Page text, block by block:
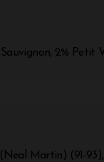
2% Petit
Martin) (91-93),